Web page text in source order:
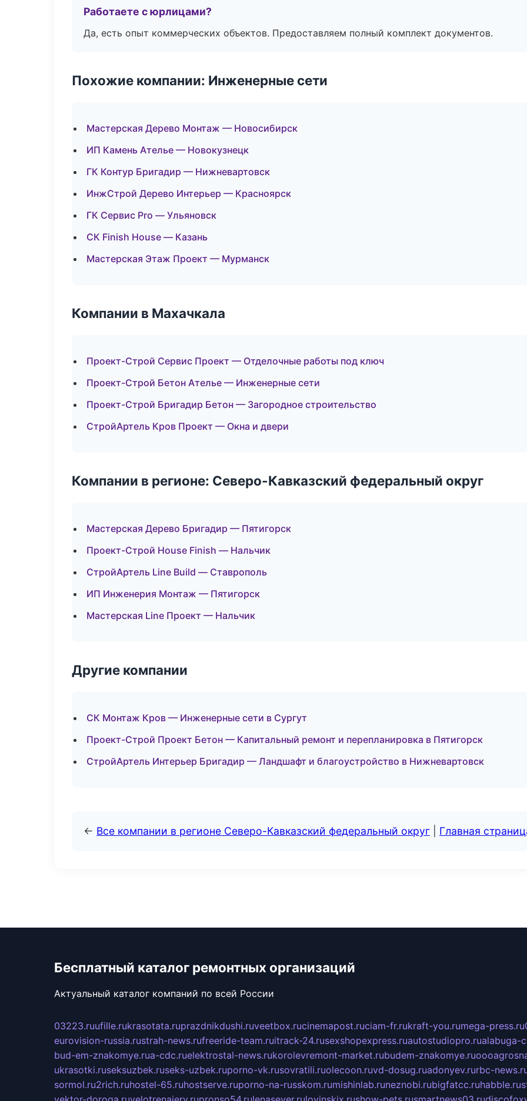
Работаете с юрлицами?
Да, есть опыт коммерческих объектов. Предоставляем полный комплект документов.
Похожие компании: Инженерные сети
Мастерская Дерево Монтаж — Новосибирск
ИП Камень Ателье — Новокузнецк
ГК Контур Бригадир — Нижневартовск
ИнжСтрой Дерево Интерьер — Красноярск
ГК Сервис Pro — Ульяновск
СК Finish House — Казань
Мастерская Этаж Проект — Мурманск
Компании в Махачкала
Проект-Строй Сервис Проект — Отделочные работы под ключ
Проект-Строй Бетон Ателье — Инженерные сети
Проект-Строй Бригадир Бетон — Загородное строительство
СтройАртель Кров Проект — Окна и двери
Компании в регионе: Северо-Кавказский федеральный округ
Мастерская Дерево Бригадир — Пятигорск
Проект-Строй House Finish — Нальчик
СтройАртель Line Build — Ставрополь
ИП Инженерия Монтаж — Пятигорск
Мастерская Line Проект — Нальчик
Другие компании
СК Монтаж Кров — Инженерные сети в Сургут
Проект-Строй Проект Бетон — Капитальный ремонт и перепланировка в Пятигорск
СтройАртель Интерьер Бригадир — Ландшафт и благоустройство в Нижневартовск
← Все компании в регионе Северо-Кавказский федеральный округ Главная
Бесплатный каталог ремонтных организаций
Актуальный каталог компаний по всей России
03223.ruufille.rukrasotata.ruprazdnikdushi.ruveetbox.rucinemapost.ruciam-fr.rukraft-you.rumega-press.ru
eurovision-russia.rustrah-news.rufreeride-team.ruitrack-24.rusexshopexpress.ruautostudiopro.rualabuga-
bud-em-znakomye.rua-cdc.ruelektrostal-news.rukorolevremont-market.rubudem-znakomye.ru
ukrasotki.ruseksuzbek.ruseks-uzbek.ruporno-vk.rusovratili.ruolecoon.ruvd-dosug.ruadonyev.rurbc-
sormol.ru2rich.ruhostel-65.ruhostserve.ruporno-na-russkom.rumishinlab.runeznobi.rubigfatcc.ruhabble.ru